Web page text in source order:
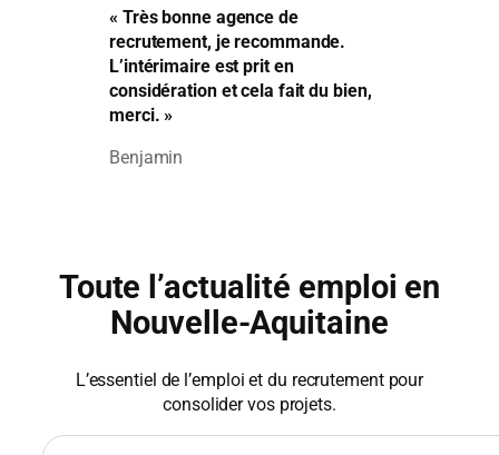
« Très bonne agence de
recrutement, je recommande.
L’intérimaire est prit en
considération et cela fait du bien,
merci. »
Benjamin
Toute l’actualité emploi en
Nouvelle-Aquitaine
L’essentiel de l’emploi et du recrutement pour
consolider vos projets.